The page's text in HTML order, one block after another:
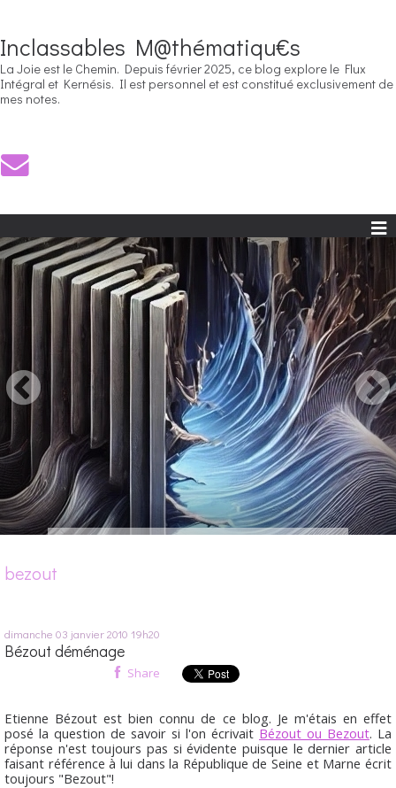
Inclassables M@thématiqu€s
La Joie est le Chemin. Depuis février 2025, ce blog explore le Flux
Intégral et Kernésis. Il est personnel et est constitué exclusivement de
mes notes.
bezout
dimanche 03 janvier 2010 19h20
Bézout déménage
Share
Etienne Bézout est bien connu de ce blog. Je m'étais en effet
posé la question de savoir si l'on écrivait Bézout ou Bezout. La
réponse n'est toujours pas si évidente puisque le dernier article
faisant référence à lui dans la République de Seine et Marne écrit
toujours "Bezout"!